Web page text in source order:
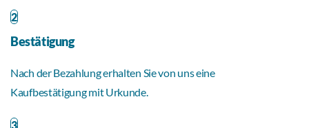
2
Bestätigung
Nach der Bezahlung erhalten Sie von uns eine
Kaufbestätigung mit Urkunde.
3